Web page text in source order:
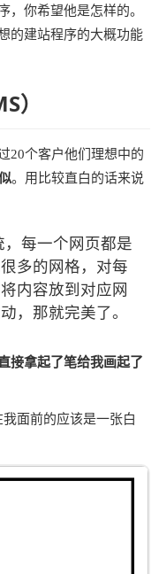
，你希望他是怎样的。
的建站程序的大概功能
）
20个客户他们理想中的
。用比较直白的话来说
每一个网页都是
多的网格，对每
内容放到对应网
，那就完美了。
接拿起了笔给我画起了
面前的应该是一张白